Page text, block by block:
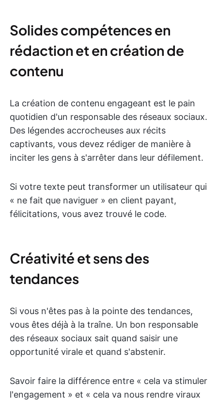
Solides compétences en
rédaction et en création de
contenu
La création de contenu engageant est le pain
quotidien d'un responsable des réseaux sociaux.
Des légendes accrocheuses aux récits
captivants, vous devez rédiger de manière à
inciter les gens à s'arrêter dans leur défilement.
Si votre texte peut transformer un utilisateur qui
« ne fait que naviguer » en client payant,
félicitations, vous avez trouvé le code.
Créativité et sens des
tendances
Si vous n'êtes pas à la pointe des tendances,
vous êtes déjà à la traîne. Un bon responsable
des réseaux sociaux sait quand saisir une
opportunité virale et quand s'abstenir.
Savoir faire la différence entre « cela va stimuler
l'engagement » et « cela va nous rendre viraux